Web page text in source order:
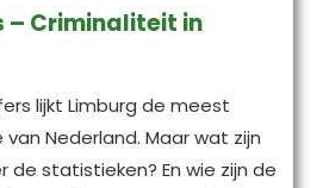
– Criminaliteit in
lijkt Limburg de meest
Nederland. Maar wat zijn
de statistieken? En wie zijn de